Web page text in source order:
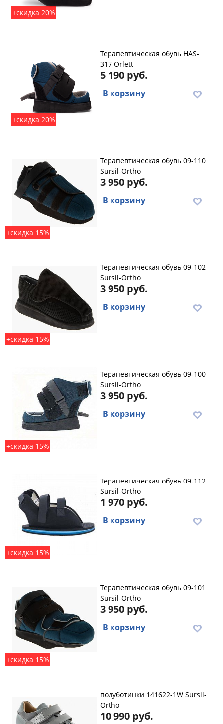
+скидка 20%
+скидка 20%
Терапевтическая обувь HAS-
317 Orlett
5 190 руб.
В корзину
+скидка 15%
Терапевтическая обувь 09-110
Sursil-Ortho
3 950 руб.
В корзину
+скидка 15%
Терапевтическая обувь 09-102
Sursil-Ortho
3 950 руб.
В корзину
+скидка 15%
Терапевтическая обувь 09-100
Sursil-Ortho
3 950 руб.
В корзину
+скидка 15%
Терапевтическая обувь 09-112
Sursil-Ortho
1 970 руб.
В корзину
+скидка 15%
Терапевтическая обувь 09-101
Sursil-Ortho
3 950 руб.
В корзину
полуботинки 141622-1W Sursil-
Ortho
10 990 руб.